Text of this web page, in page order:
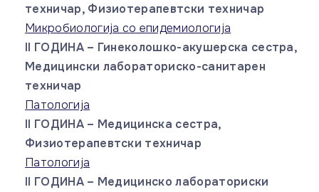
техничар, Физиотерапевтски техничар
Микробиологија со епидемиологија
II ГОДИНА – Гинеколошко-акушерска сестра,
Медицински лабораториско-санитарен
техничар
Патологија
II ГОДИНА – Медицинска сестра,
Физиотерапевтски техничар
Патологија
II ГОДИНА – Медицинско лабораториски